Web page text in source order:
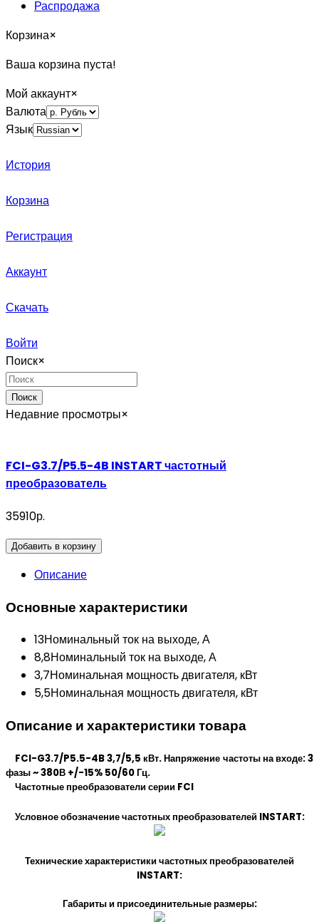
Распродажа
Корзина×
Ваша корзина пуста!
Мой аккаунт×
Валюта
Язык
История
Корзина
Регистрация
Аккаунт
Скачать
Войти
Поиск×
Поиск
Недавние просмотры×
FCI-G3.7/P5.5-4B INSTART частотный
преобразователь
35910р.
Добавить в корзину
Описание
Основные характеристики
13Номинальный ток на выходе, А
8,8Номинальный ток на выходе, А
3,7Номинальная мощность двигателя, кВт
5,5Номинальная мощность двигателя, кВт
Описание и характеристики товара
FCI-G3.7/P5.5-4B 3,7/5,5 кВт. Напряжение частоты на входе: 3
фазы ~ 380В +/-15% 50/60 Гц.
Частотные преобразователи серии FCI
Условное обозначение частотных преобразователей INSTART:
Технические характеристики частотных преобразователей
INSTART:
Габариты и присоединительные размеры: